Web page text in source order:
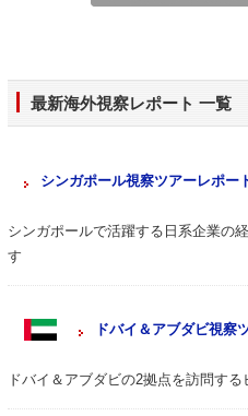
最新海外視察レポート 一覧
シンガポール視察ツアーレポー
シンガポールで活躍する日系企業の
す
ドバイ＆アブダビ視察
ドバイ＆アブダビの2拠点を訪問す